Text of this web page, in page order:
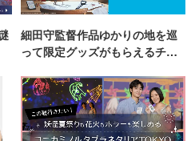
細田守監督作品ゆかりの地を巡
って限定グッズがもらえるチャ